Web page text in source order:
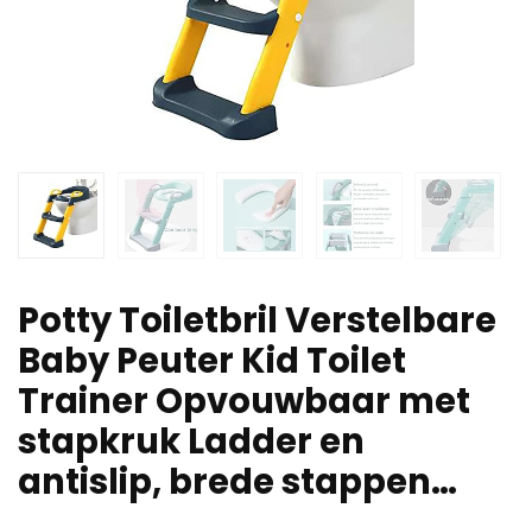
Potty Toiletbril Verstelbare
Baby Peuter Kid Toilet
Trainer Opvouwbaar met
stapkruk Ladder en
antislip, brede stappen…